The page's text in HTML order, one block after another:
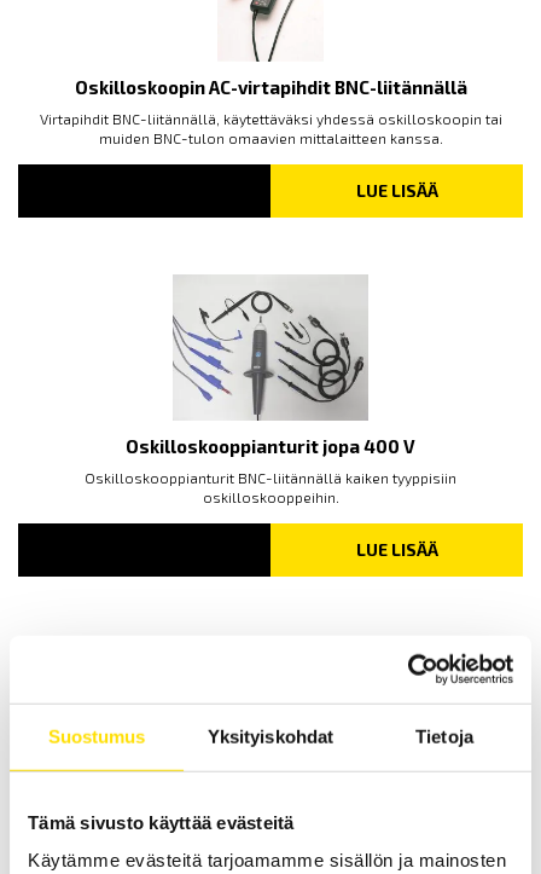
Suostumus Yksityiskohdat Tietoja
Tämä sivusto käyttää evästeitä
Käytämme evästeitä tarjoamamme sisällön ja mainosten
Oskilloskoopin AC-virtapihdit BNC-liitännällä
Virtapihdit BNC-liitännällä, käytettäväksi yhdessä oskilloskoopin tai
muiden BNC-tulon omaavien mittalaitteen kanssa.
LUE LISÄÄ
Oskilloskooppianturit jopa 400 V
Oskilloskooppianturit BNC-liitännällä kaiken tyyppisiin
oskilloskooppeihin.
LUE LISÄÄ